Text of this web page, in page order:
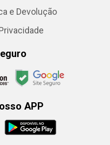
e Devolução
APP